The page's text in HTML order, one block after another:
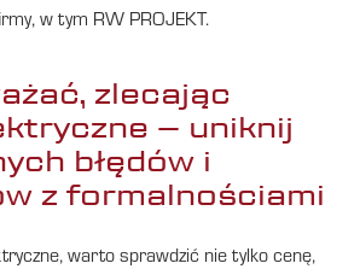
w tym RW PROJEKT.
zlecając
– uniknij
błędów i
z formalnościami
warto sprawdzić nie tylko cenę,